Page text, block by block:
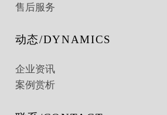
售后服务
动态/DYNAMICS
企业资讯
案例赏析